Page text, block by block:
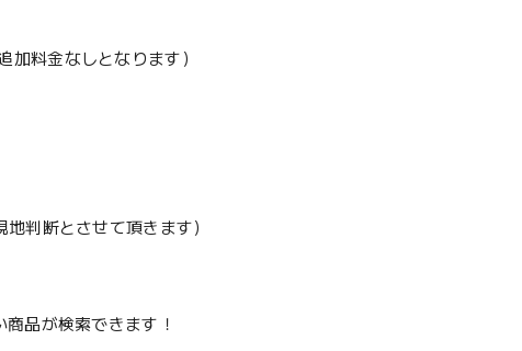
加料金なしとなります）
判断とさせて頂きます）
品が検索できます！